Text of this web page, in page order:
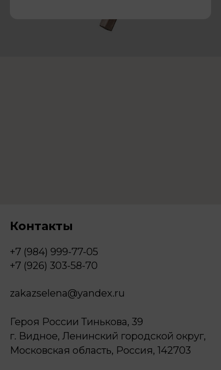
Контакты
+7 (984) 999-77-05
+7 (926) 303-58-70
zakazselena@yandex.ru
Героя России Тинькова, 39
г. Видное, Ленинский городской округ,
Московская область, Россия, 142703